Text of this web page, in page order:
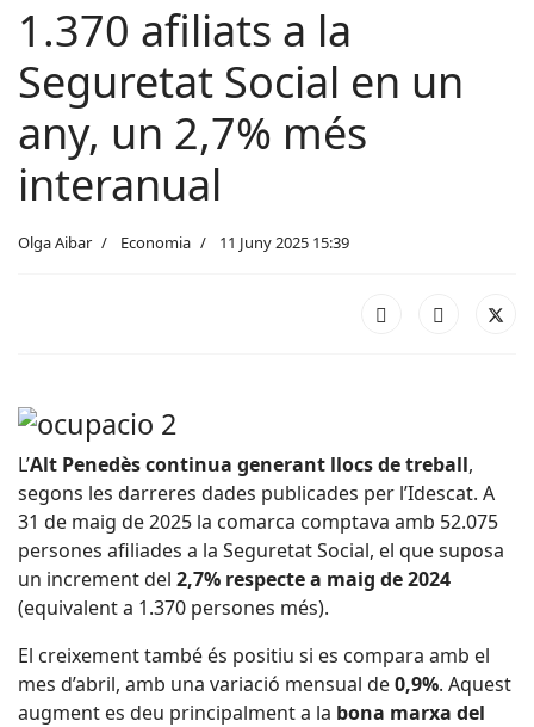
1.370 afiliats a la
Seguretat Social en un
any, un 2,7% més
interanual
Olga Aibar Economia 11 Juny 2025 15:39
L’Alt Penedès continua generant llocs de treball,
segons les darreres dades publicades per l’Idescat. A
31 de maig de 2025 la comarca comptava amb 52.075
persones afiliades a la Seguretat Social, el que suposa
un increment del 2,7% respecte a maig de 2024
(equivalent a 1.370 persones més).
El creixement també és positiu si es compara amb el
mes d’abril, amb una variació mensual de0,9%. Aquest
augment es deu principalment a la bona marxa del